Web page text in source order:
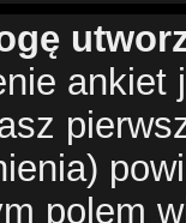
ankiet
polem